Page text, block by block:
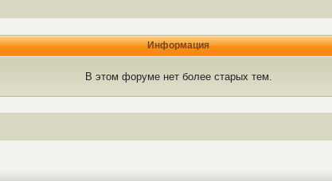
Информация
В этом форуме нет более старых тем.